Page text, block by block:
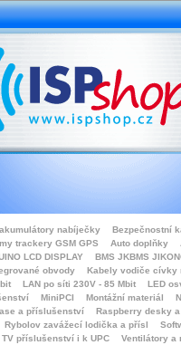
nabíječky Bezpečnostní
trackery GSM GPS Auto doplňky
LCD DISPLAY BMS JKBMS
obvody Kabely vodiče cívky
LAN po síti 230V - 85 Mbit LED
MiniPCI Montážní materiál
a příslušenství Raspberry desky
Rybolov zavážecí lodička a přísl
TV příslušenství i k UPC Ventilátory a